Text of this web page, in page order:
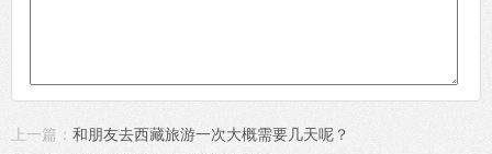
上一篇： 和朋友去西藏旅游一次大概需要几天呢？